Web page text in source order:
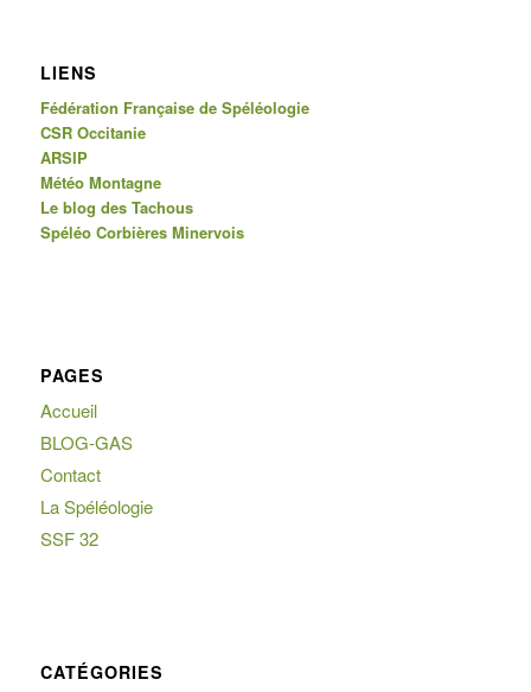
LIENS
Fédération Française de Spéléologie
CSR Occitanie
ARSIP
Météo Montagne
Le blog des Tachous
Spéléo Corbières Minervois
PAGES
Accueil
BLOG-GAS
Contact
La Spéléologie
SSF 32
CATÉGORIES